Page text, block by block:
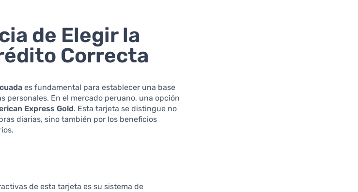
de Elegir la
Correcta
es fundamental para establecer una base
personales. En el mercado peruano, una opción
Express Gold. Esta tarjeta se distingue no
diarias, sino también por los beneficios
de esta tarjeta es su sistema de